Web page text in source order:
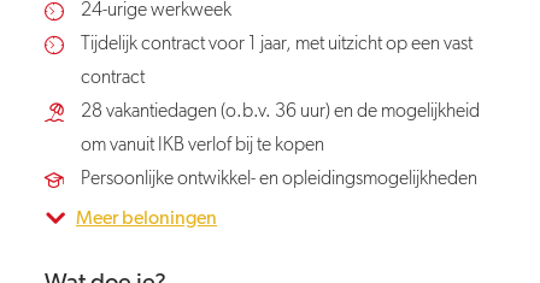
24-urige werkweek
Tijdelijk contract voor 1 jaar, met uitzicht op een vast
contract
28 vakantiedagen (o.b.v. 36 uur) en de mogelijkheid
om vanuit IKB verlof bij te kopen
Persoonlijke ontwikkel- en opleidingsmogelijkheden
Meer beloningen